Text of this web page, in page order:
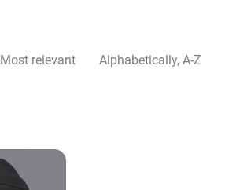
L
T
Most relevant Alphabetically, A-Z